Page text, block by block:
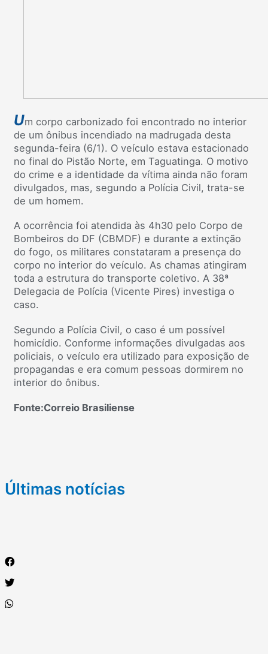
Um corpo carbonizado foi encontrado no interior
de um ônibus incendiado na madrugada desta
segunda-feira (6/1). O veículo estava estacionado
no final do Pistão Norte, em Taguatinga. O motivo
do crime e a identidade da vítima ainda não foram
divulgados, mas, segundo a Polícia Civil, trata-se
de um homem.
A ocorrência foi atendida às 4h30 pelo Corpo de
Bombeiros do DF (CBMDF) e durante a extinção
do fogo, os militares constataram a presença do
corpo no interior do veículo. As chamas atingiram
toda a estrutura do transporte coletivo. A 38ª
Delegacia de Polícia (Vicente Pires) investiga o
caso.
Segundo a Polícia Civil, o caso é um possível
homicídio. Conforme informações divulgadas aos
policiais, o veículo era utilizado para exposição de
propagandas e era comum pessoas dormirem no
interior do ônibus.
Fonte:Correio Brasiliense
Últimas notícias